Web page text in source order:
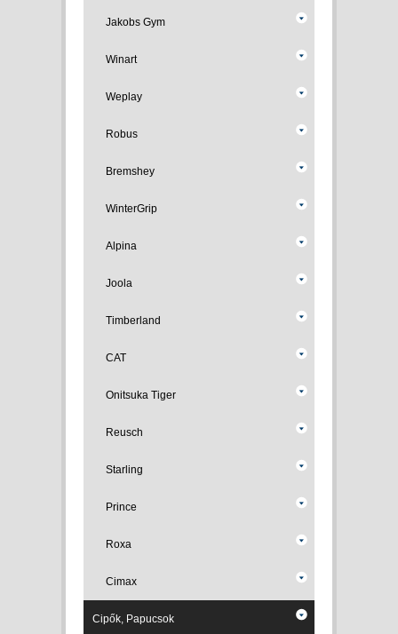
Jakobs Gym
Winart
Weplay
Robus
Bremshey
WinterGrip
Alpina
Joola
Timberland
CAT
Onitsuka Tiger
Reusch
Starling
Prince
Roxa
Cimax
Cipők, Papucsok